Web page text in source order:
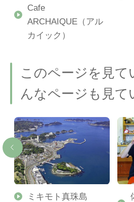
Cafe
ARCHAIQUE（アル
カイック）
このページを見て
んなページも見て
ミキモト真珠島